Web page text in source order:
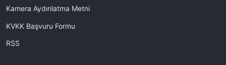
Kamera Aydınlatma Metni
KVKK Başvuru Formu
RSS